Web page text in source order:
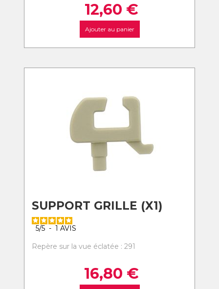
12,60 €
Ajouter au panier
SUPPORT GRILLE (X1)
5/5 - 1 AVIS
Repère sur la vue éclatée : 291
16,80 €